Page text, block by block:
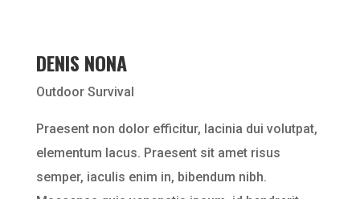
DENIS NONA
Outdoor Survival
Praesent non dolor efficitur, lacinia dui volutpat,
elementum lacus. Praesent sit amet risus
semper, iaculis enim in, bibendum nibh.